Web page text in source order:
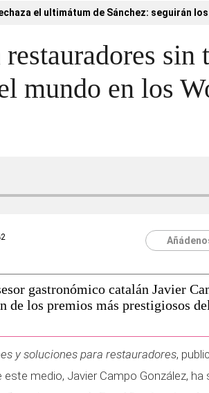
el ultimátum de Sánchez: seguirán
sin
mundo en los
gastronómico catalán Javier
de los premios más prestigiosos
y soluciones para restauradores,
medio, Javier Campo González,